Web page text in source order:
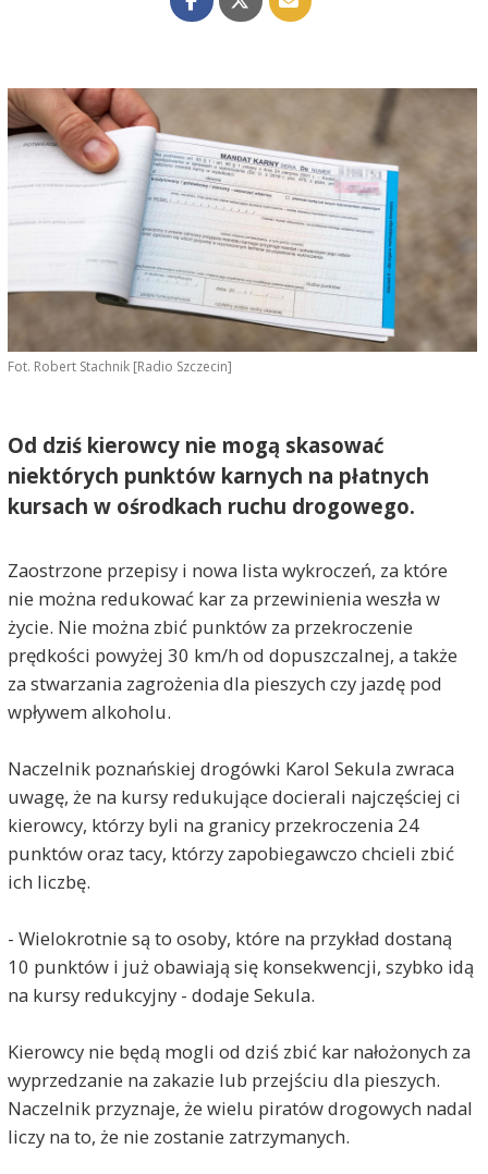
Fot. Robert Stachnik [Radio Szczecin]
Od dziś kierowcy nie mogą skasować
niektórych punktów karnych na płatnych
kursach w ośrodkach ruchu drogowego.
Zaostrzone przepisy i nowa lista wykroczeń, za które
nie można redukować kar za przewinienia weszła w
życie. Nie można zbić punktów za przekroczenie
prędkości powyżej 30 km/h od dopuszczalnej, a także
za stwarzania zagrożenia dla pieszych czy jazdę pod
wpływem alkoholu.
Naczelnik poznańskiej drogówki Karol Sekula zwraca
uwagę, że na kursy redukujące docierali najczęściej ci
kierowcy, którzy byli na granicy przekroczenia 24
punktów oraz tacy, którzy zapobiegawczo chcieli zbić
ich liczbę.
- Wielokrotnie są to osoby, które na przykład dostaną
10 punktów i już obawiają się konsekwencji, szybko idą
na kursy redukcyjny - dodaje Sekula.
Kierowcy nie będą mogli od dziś zbić kar nałożonych za
wyprzedzanie na zakazie lub przejściu dla pieszych.
Naczelnik przyznaje, że wielu piratów drogowych nadal
liczy na to, że nie zostanie zatrzymanych.